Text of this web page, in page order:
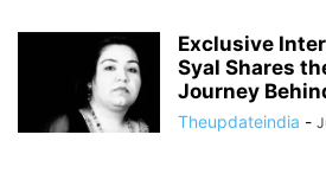
Exclusive
Syal Shares
Journey
Theupdateindia -